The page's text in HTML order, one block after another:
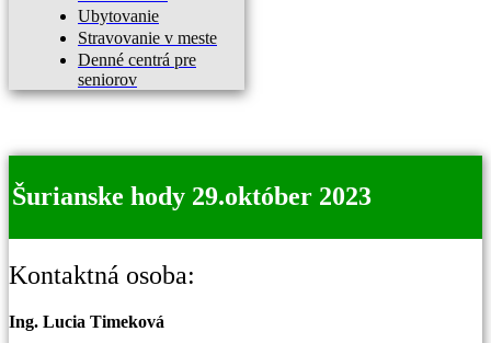
Ubytovanie
Stravovanie v meste
Denné centrá pre
seniorov
Šurianske hody 29.október 2023
Kontaktná osoba:
Ing. Lucia Timeková